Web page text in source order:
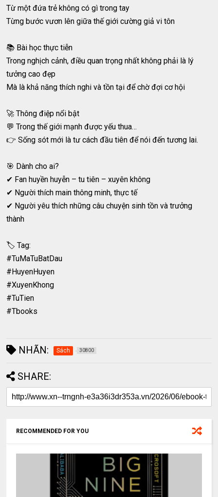
Từ một đứa trẻ không có gì trong tay
Từng bước vươn lên giữa thế giới cường giả vi tôn
📚 Bài học thực tiễn
Trong nghịch cảnh, điều quan trọng nhất không phải là lý
tưởng cao đẹp
Mà là khả năng thích nghi và tồn tại để chờ đợi cơ hội
🚀 Thông điệp nổi bật
💬 Trong thế giới mạnh được yếu thua…
👉 Sống sót mới là tư cách đầu tiên để nói đến tương lai.
🎯 Dành cho ai?
✔ Fan huyền huyễn – tu tiên – xuyên không
✔ Người thích main thông minh, thực tế
✔ Người yêu thích những câu chuyện sinh tồn và trưởng
thành
🏷️ Tag:
#TuMaTuBatDau
#HuyenHuyen
#XuyenKhong
#TuTien
#Tbooks
NHÃN: Sách 30800
SHARE:
RECOMMENDED FOR YOU